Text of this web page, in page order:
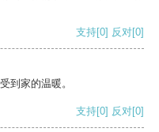
支持[0] 反对[0]
到家的温暖。
支持[0] 反对[0]